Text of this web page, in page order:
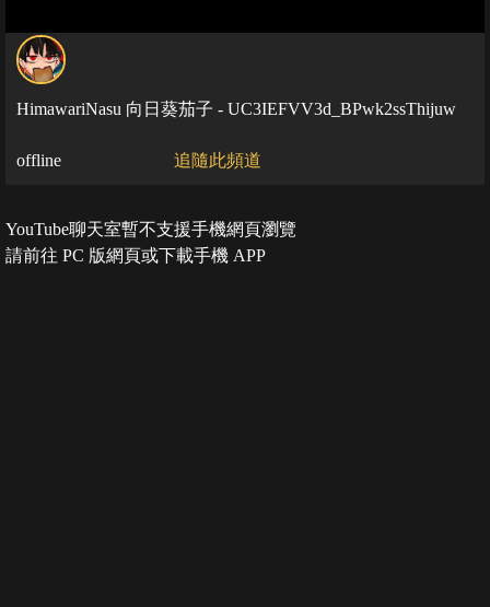
HimawariNasu 向日葵茄子 - UC3IEFVV3d_BPwk2ssThijuw
offline 追隨此頻道
YouTube聊天室暫不支援手機網頁瀏覽
請前往 PC 版網頁或下載手機 APP